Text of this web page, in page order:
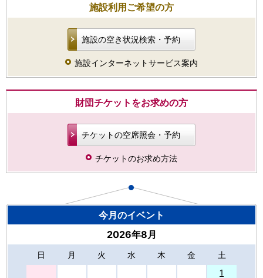
施設利用ご希望の方
施設の空き状況検索・予約
施設インターネットサービス案内
財団チケットをお求めの方
チケットの空席照会・予約
チケットのお求め方法
今月のイベント
2026年8月
日 月 火 水 木 金
土
1